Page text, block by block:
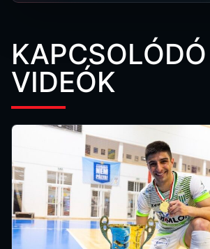
KAPCSOLÓDÓ
VIDEÓK